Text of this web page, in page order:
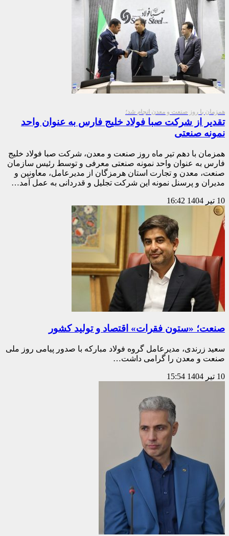
همزمان با روز صنعت و معدن انجام شد؛
تقدیر از شرکت صبا فولاد خلیج فارس به عنوان واحد
نمونه صنعتی
همزمان با دهم تیر ماه روز صنعت و معدن، شرکت صبا فولاد خلیج
فارس به عنوان واحد نمونه صنعتی معرفی و توسط رئیس سازمان
صنعت، معدن و تجارت استان هرمزگان از مدیرعامل، معاونین و
مدیران و پرسنل نمونه این شرکت تجلیل و قدردانی به عمل آمد…
10 تیر 1404 16:42
صنعت؛ «ستون فقرات» اقتصاد و تولید کشور
سعید زرندی، مدیرعامل گروه فولاد مبارکه با صدور پیامی روز ملی
صنعت و معدن را گرامی داشت…
10 تیر 1404 15:54